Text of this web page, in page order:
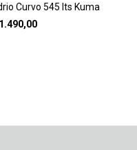
Curvo 545 lts Kuma
1.490,00